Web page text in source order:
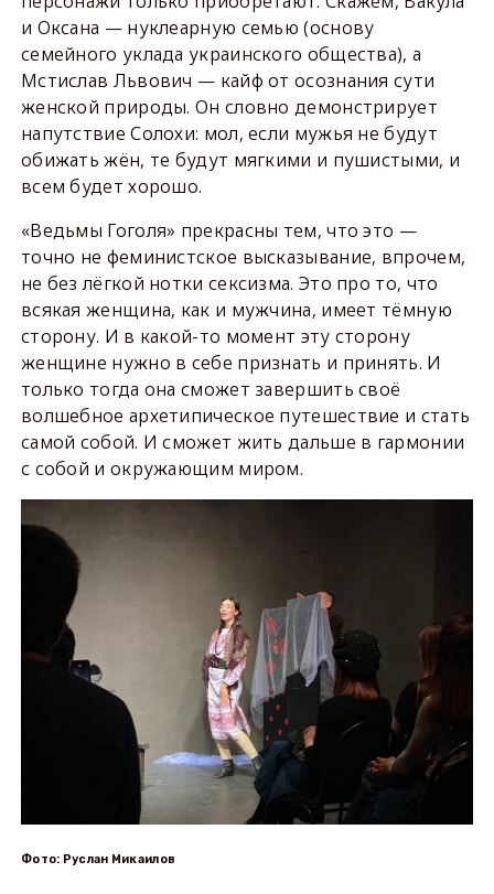
и Оксана — нуклеарную семью (основу
семейного уклада украинского общества), а
Мстислав Львович — кайф от осознания сути
женской природы. Он словно демонстрирует
напутствие Солохи: мол, если мужья не будут
обижать жён, те будут мягкими и пушистыми, и
всем будет хорошо.
«Ведьмы Гоголя» прекрасны тем, что это —
точно не феминистское высказывание, впрочем,
не без лёгкой нотки сексизма. Это про то, что
всякая женщина, как и мужчина, имеет тёмную
сторону. И в какой-то момент эту сторону
женщине нужно в себе признать и принять. И
только тогда она сможет завершить своё
волшебное архетипическое путешествие и стать
самой собой. И сможет жить дальше в гармонии
с собой и окружающим миром.
Фото: Руслан Микаилов